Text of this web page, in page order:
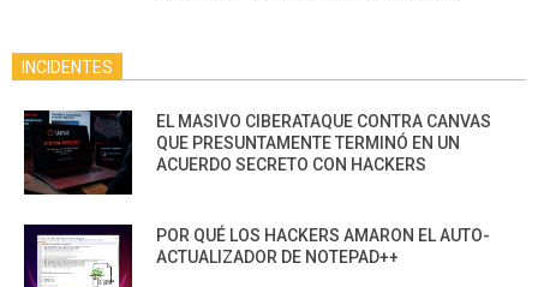
INCIDENTES
EL MASIVO CIBERATAQUE CONTRA CANVAS
QUE PRESUNTAMENTE TERMINÓ EN UN
ACUERDO SECRETO CON HACKERS
POR QUÉ LOS HACKERS AMARON EL AUTO-
ACTUALIZADOR DE NOTEPAD++